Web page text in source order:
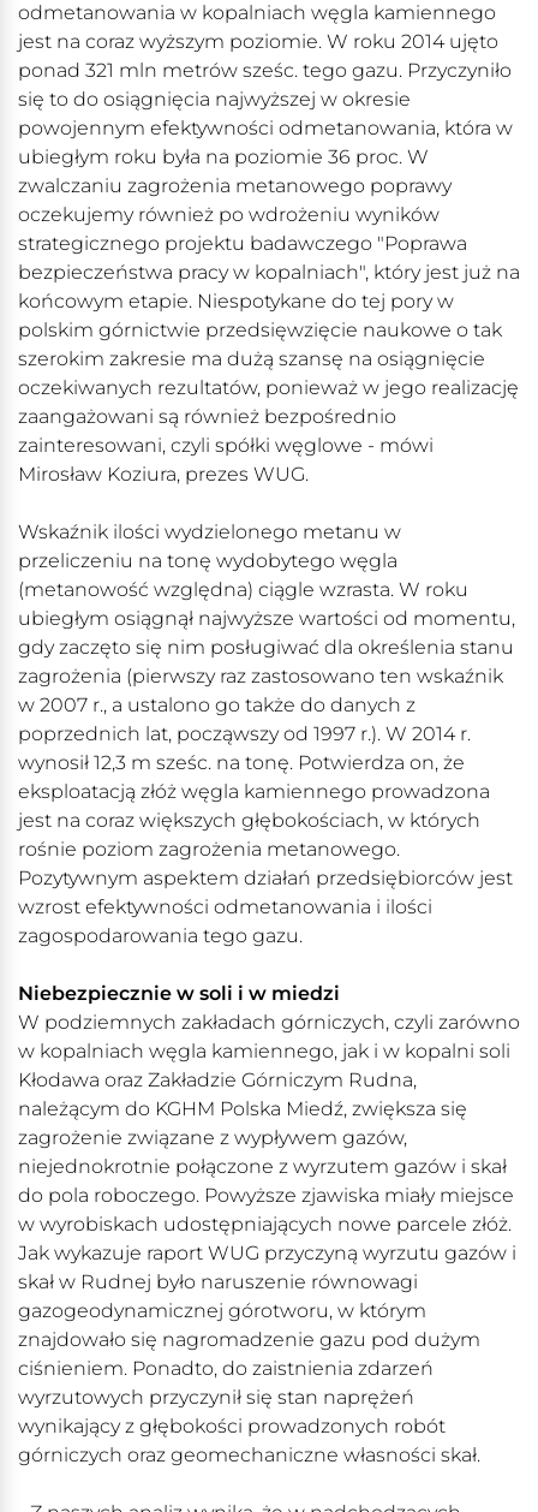
odmetanowania w kopalniach węgla kamiennego
jest na coraz wyższym poziomie. W roku 2014 ujęto
ponad 321 mln metrów sześc. tego gazu. Przyczyniło
się to do osiągnięcia najwyższej w okresie
powojennym efektywności odmetanowania, która w
ubiegłym roku była na poziomie 36 proc. W
zwalczaniu zagrożenia metanowego poprawy
oczekujemy również po wdrożeniu wyników
strategicznego projektu badawczego "Poprawa
bezpieczeństwa pracy w kopalniach", który jest już na
końcowym etapie. Niespotykane do tej pory w
polskim górnictwie przedsięwzięcie naukowe o tak
szerokim zakresie ma dużą szansę na osiągnięcie
oczekiwanych rezultatów, ponieważ w jego realizację
zaangażowani są również bezpośrednio
zainteresowani, czyli spółki węglowe - mówi
Mirosław Koziura, prezes WUG.
Wskaźnik ilości wydzielonego metanu w
przeliczeniu na tonę wydobytego węgla
(metanowość względna) ciągle wzrasta. W roku
ubiegłym osiągnął najwyższe wartości od momentu,
gdy zaczęto się nim posługiwać dla określenia stanu
zagrożenia (pierwszy raz zastosowano ten wskaźnik
w 2007 r., a ustalono go także do danych z
poprzednich lat, począwszy od 1997 r.). W 2014 r.
wynosił 12,3 m sześc. na tonę. Potwierdza on, że
eksploatacją złóż węgla kamiennego prowadzona
jest na coraz większych głębokościach, w których
rośnie poziom zagrożenia metanowego.
Pozytywnym aspektem działań przedsiębiorców jest
wzrost efektywności odmetanowania i ilości
zagospodarowania tego gazu.
Niebezpiecznie w soli i w miedzi
W podziemnych zakładach górniczych, czyli zarówno
w kopalniach węgla kamiennego, jak i w kopalni soli
Kłodawa oraz Zakładzie Górniczym Rudna,
należącym do KGHM Polska Miedź, zwiększa się
zagrożenie związane z wypływem gazów,
niejednokrotnie połączone z wyrzutem gazów i skał
do pola roboczego. Powyższe zjawiska miały miejsce
w wyrobiskach udostępniających nowe parcele złóż.
Jak wykazuje raport WUG przyczyną wyrzutu gazów i
skał w Rudnej było naruszenie równowagi
gazogeodynamicznej górotworu, w którym
znajdowało się nagromadzenie gazu pod dużym
ciśnieniem. Ponadto, do zaistnienia zdarzeń
wyrzutowych przyczynił się stan naprężeń
wynikający z głębokości prowadzonych robót
górniczych oraz geomechaniczne własności skał.